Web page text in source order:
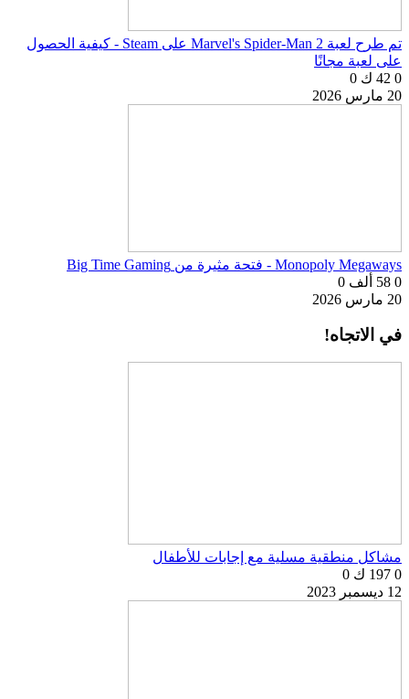
تم طرح لعبة Marvel's Spider-Man 2 على Steam - كيفية الحصول
على لعبة مجانًا
0 42 ك
0
20 مارس 2026
Monopoly Megaways - فتحة مثيرة من Big Time Gaming
0 58 ألف
0
20 مارس 2026
في الاتجاه!
مشاكل منطقية مسلية مع إجابات للأطفال
0 197 ك
0
12 ديسمبر 2023